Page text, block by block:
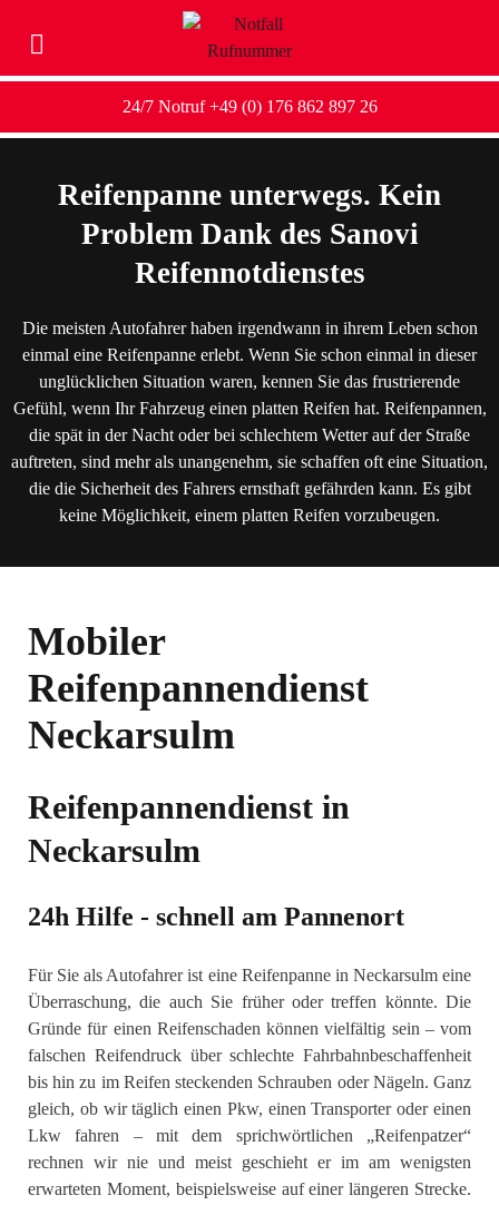
24/7 Notruf +49 (0) 176 862 897 26
Reifenpanne unterwegs. Kein
Problem Dank des Sanovi
Reifennotdienstes
Die meisten Autofahrer haben irgendwann in ihrem Leben schon
einmal eine Reifenpanne erlebt. Wenn Sie schon einmal in dieser
unglücklichen Situation waren, kennen Sie das frustrierende
Gefühl, wenn Ihr Fahrzeug einen platten Reifen hat. Reifenpannen,
die spät in der Nacht oder bei schlechtem Wetter auf der Straße
auftreten, sind mehr als unangenehm, sie schaffen oft eine Situation,
die die Sicherheit des Fahrers ernsthaft gefährden kann. Es gibt
keine Möglichkeit, einem platten Reifen vorzubeugen.
Mobiler
Reifenpannendienst
Neckarsulm
Reifenpannendienst in
Neckarsulm
24h Hilfe - schnell am Pannenort
Für Sie als Autofahrer ist eine Reifenpanne in Neckarsulm eine
Überraschung, die auch Sie früher oder treffen könnte. Die
Gründe für einen Reifenschaden können vielfältig sein – vom
falschen Reifendruck über schlechte Fahrbahnbeschaffenheit
bis hin zu im Reifen steckenden Schrauben oder Nägeln. Ganz
gleich, ob wir täglich einen Pkw, einen Transporter oder einen
Lkw fahren – mit dem sprichwörtlichen „Reifenpatzer“
rechnen wir nie und meist geschieht er im am wenigsten
erwarteten Moment, beispielsweise auf einer längeren Strecke.